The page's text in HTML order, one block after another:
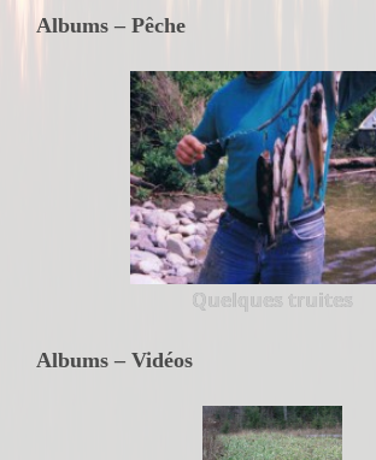
Albums – Pêche
Quelques truites
Albums – Vidéos